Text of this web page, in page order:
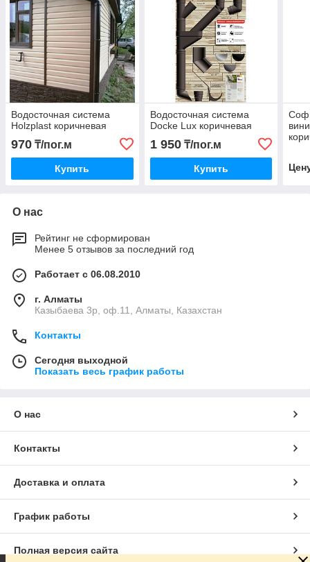
Водосточная система
Holzplast коричневая
970 ₸/пог.м
Купить
Водосточная система
Docke Lux коричневая
1 950₸/пог.м
Купить
О нас
Рейтинг не сформирован
Менее 5 отзывов за последний год
Работает с 06.08.2010
г. Алматы
Казыбаева 3р, оф.11, Алматы, Казахстан
Контакты
Сегодня выходной
Показать весь график работы
О нас
Контакты
Доставка и оплата
График работы
Полная версия сайта